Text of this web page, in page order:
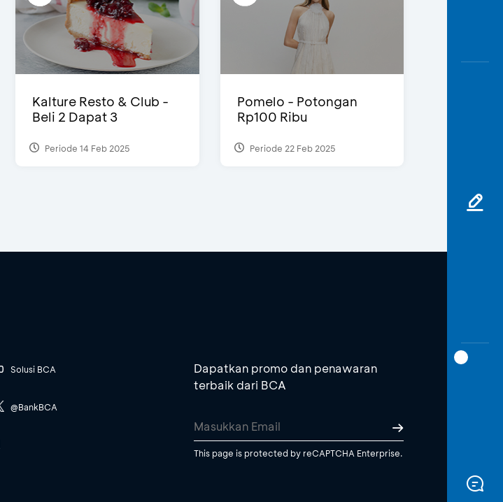
Kalture Resto & Club -
Beli 2 Dapat 3
Periode 14 Feb 2025
Pomelo - Potongan
Rp100 Ribu
Periode 22 Feb 2025
Solusi BCA
@BankBCA
Dapatkan promo dan penawaran
terbaik dari BCA
This page is protected by reCAPTCHA Enterprise.